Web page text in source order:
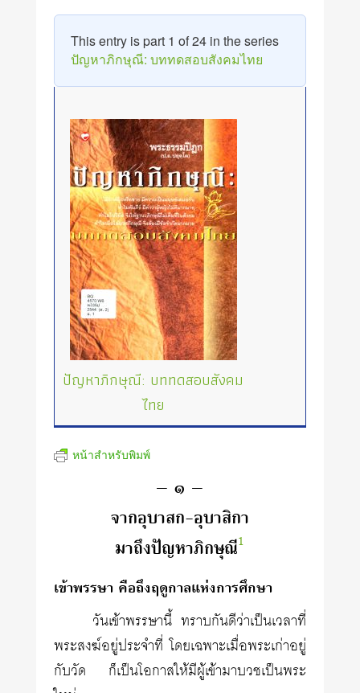
This entry is part 1 of 24 in the series
ปัญหาภิกษุณี: บททดสอบสังคมไทย
ปัญหาภิกษุณี: บททดสอบสังคม
ไทย
หน้าสำหรับพิมพ์
– ๑ –
จากอุบาสก-อุบาสิกา
มาถึงปัญหาภิกษุณี1
เข้าพรรษา คือถึงฤดูกาลแห่งการศึกษา
วันเข้าพรรษานี้ ทราบกันดีว่าเป็นเวลาที่
พระสงฆ์อยู่ประจำที่ โดยเฉพาะเมื่อพระเก่าอยู่
กับวัด ก็เป็นโอกาสให้มีผู้เข้ามาบวชเป็นพระ